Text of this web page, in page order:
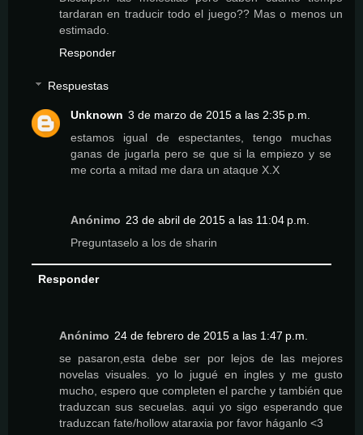
tardaran en traducir todo el juego?? Mas o menos un
estimado.
Responder
Respuestas
Unknown 3 de marzo de 2015 a las 2:35 p.m.
estamos igual de espectantes, tengo muchas
ganas de jugarla pero se que si la empiezo y se
me corta a mitad me dara un ataque X.X
Anónimo 23 de abril de 2015 a las 11:04 p.m.
Preguntaselo a los de sharin
Responder
Anónimo 24 de febrero de 2015 a las 1:47 p.m.
se pasaron,esta debe ser por lejos de las mejores
novelas visuales. yo lo jugué en ingles y me gusto
mucho, espero que completen el parche y también que
traduzcan sus secuelas. aqui yo sigo esperando que
traduzcan fate/hollow ataraxia por favor háganlo <3